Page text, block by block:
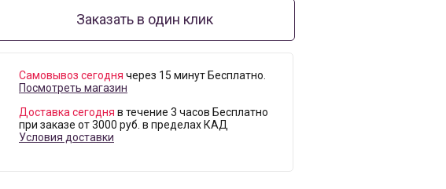
Заказать в один клик
Самовывоз сегодня через 15 минут Бесплатно.
Посмотреть магазин
Доставка сегодня в течение 3 часов Бесплатно
при заказе от 3000 руб. в пределах КАД
Условия доставки